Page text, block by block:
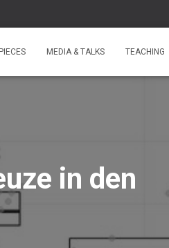
MEDIA & TALKS TEACHING
in den